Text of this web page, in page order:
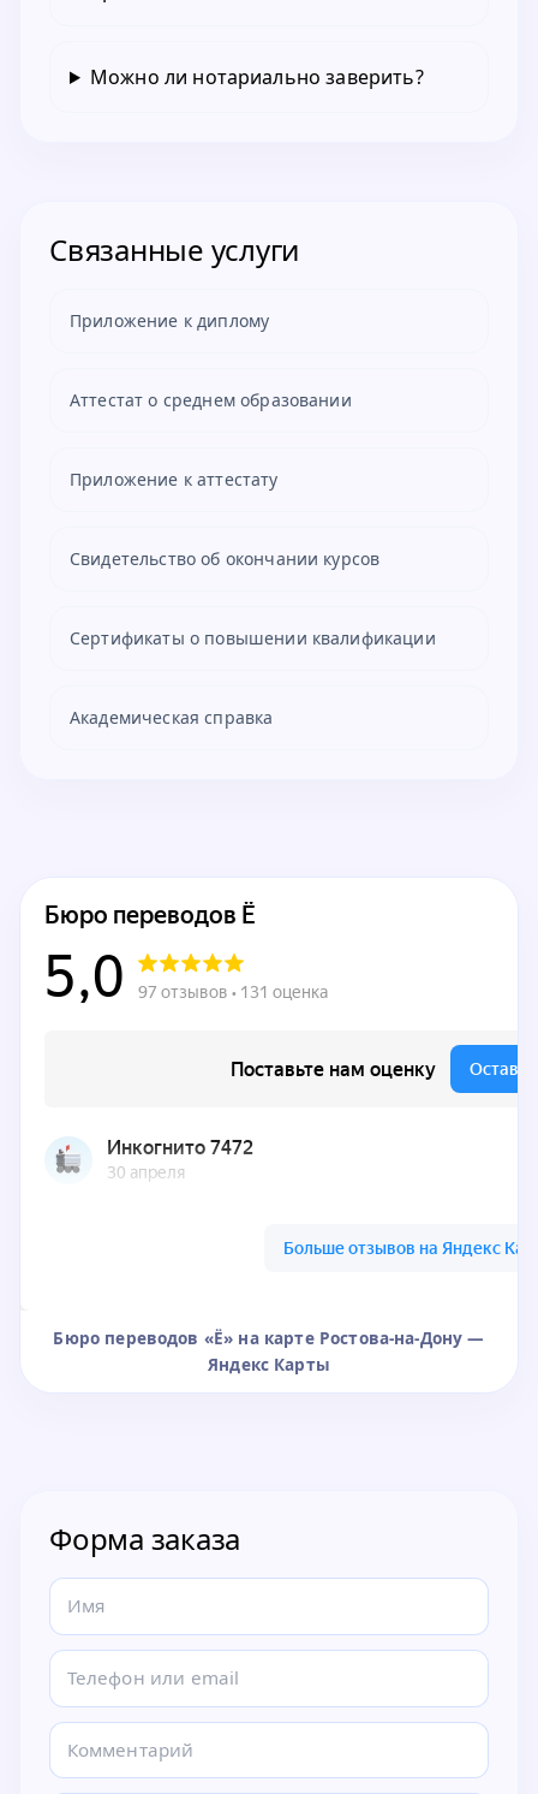
Можно ли нотариально заверить?
Связанные услуги
Приложение к диплому
Аттестат о среднем образовании
Приложение к аттестату
Свидетельство об окончании курсов
Сертификаты о повышении квалификации
Академическая справка
Бюро переводов «Ё» на карте Ростова-на-Дону —
Яндекс Карты
Форма заказа